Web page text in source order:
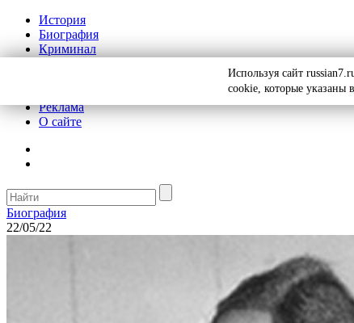
История
Биография
Криминал
Реклама
О сайте
Биография
22/05/22
Используя сайт
cookie, которые указаны в